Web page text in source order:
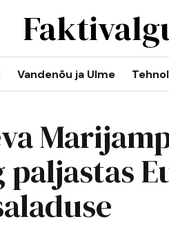
Vandenõu ja Ulme
paljastas